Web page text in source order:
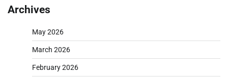
Archives
May 2026
March 2026
February 2026